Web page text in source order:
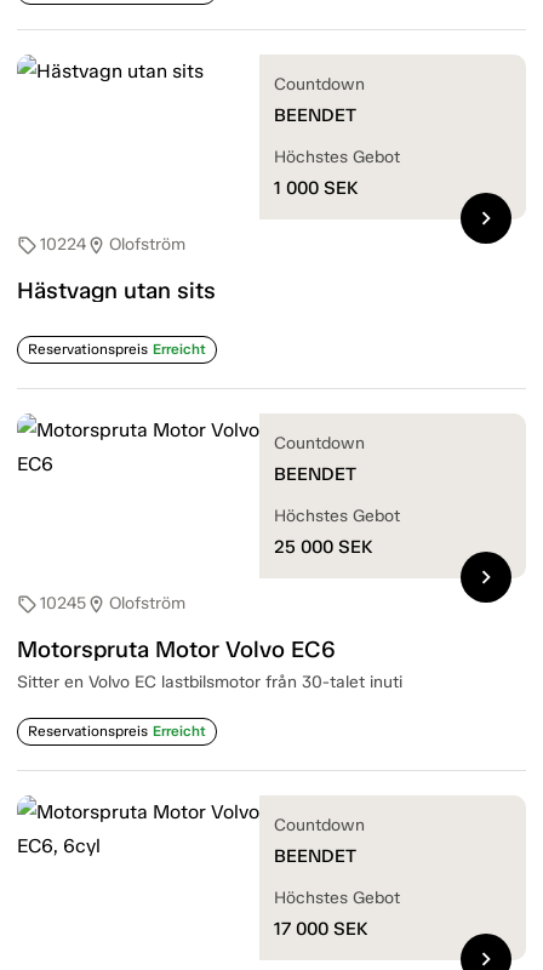
sell10224location_on Olofström
Hästvagn utan sits
Reservationspreis Erreicht
Countdown
BEENDET
Höchstes Gebot
1 000 SEK
chevron_right
sell10245location_on Olofström
Motorspruta Motor Volvo EC6
Sitter en Volvo EC lastbilsmotor från 30-talet inuti
Reservationspreis Erreicht
Countdown
BEENDET
Höchstes Gebot
25 000 SEK
chevron_right
Countdown
BEENDET
Höchstes Gebot
17 000 SEK
chevron_right